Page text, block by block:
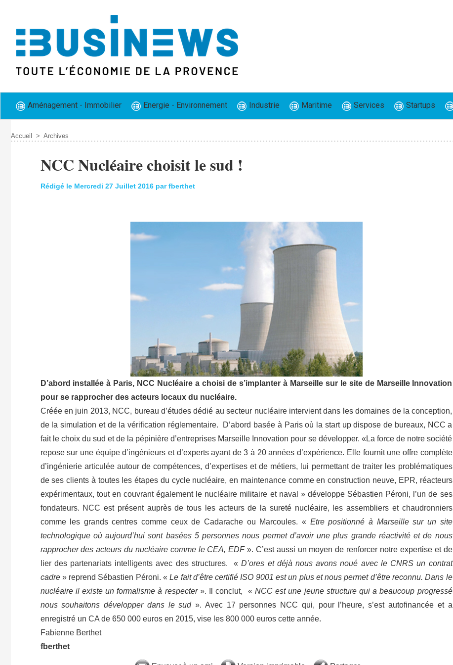
Aménagement - Immobilier Energie - Environnement Industrie Maritime Services Startups
Accueil > Archives
NCC Nucléaire choisit le sud !
Rédigé le Mercredi 27 Juillet 2016 par fberthet
D’abord installée à Paris, NCC Nucléaire a choisi de s’implanter à Marseille sur le site de Marseille Innovation
pour se rapprocher des acteurs locaux du nucléaire.
Créée en juin 2013, NCC, bureau d’études dédié au secteur nucléaire intervient dans les domaines de la conception,
de la simulation et de la vérification réglementaire. D’abord basée à Paris où la start up dispose de bureaux, NCC a
fait le choix du sud et de la pépinière d’entreprises Marseille Innovation pour se développer. «La force de notre société
repose sur une équipe d’ingénieurs et d’experts ayant de 3 à 20 années d’expérience. Elle fournit une offre complète
d’ingénierie articulée autour de compétences, d’expertises et de métiers, lui permettant de traiter les problématiques
de ses clients à toutes les étapes du cycle nucléaire, en maintenance comme en construction neuve, EPR, réacteurs
expérimentaux, tout en couvrant également le nucléaire militaire et naval » développe Sébastien Péroni, l’un de ses
fondateurs. NCC est présent auprès de tous les acteurs de la sureté nucléaire, les assembliers et chaudronniers
comme les grands centres comme ceux de Cadarache ou Marcoules. « Etre positionné à Marseille sur un site
technologique où aujourd’hui sont basées 5 personnes nous permet d’avoir une plus grande réactivité et de nous
rapprocher des acteurs du nucléaire comme le CEA, EDF». C’est aussi un moyen de renforcer notre expertise et de
lier des partenariats intelligents avec des structures. « D’ores et déjà nous avons noué avec le CNRS un contrat
cadre » reprend Sébastien Péroni. «Le fait d’être certifié ISO 9001 est un plus et nous permet d’être reconnu. Dans le
nucléaire il existe un formalisme à respecter ». Il conclut, « NCC est une jeune structure qui a beaucoup progressé
nous souhaitons développer dans le sud». Avec 17 personnes NCC qui, pour l’heure, s’est autofinancée et a
enregistré un CA de 650 000 euros en 2015, vise les 800 000 euros cette année.
Fabienne Berthet
fberthet